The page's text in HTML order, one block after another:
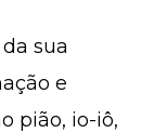
sua
e
pião, io-iô,